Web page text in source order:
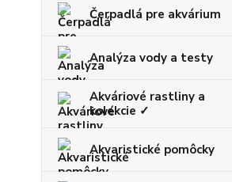
Čerpadlá pre akvárium
Analýza vody a testy
Akváriové rastliny a
kolekcie ✓
Akvaristické pomôcky